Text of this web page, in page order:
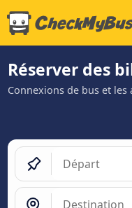
Réserver des
Connexions de bus et les